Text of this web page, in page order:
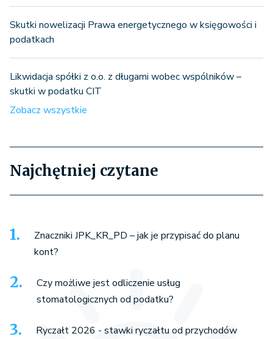
Skutki nowelizacji Prawa energetycznego w księgowości i
podatkach
Likwidacja spółki z o.o. z długami wobec wspólników –
skutki w podatku CIT
Zobacz wszystkie
Najchętniej czytane
Znaczniki JPK_KR_PD – jak je przypisać do planu
kont?
Czy możliwe jest odliczenie usług
stomatologicznych od podatku?
Ryczałt 2026 - stawki ryczałtu od przychodów